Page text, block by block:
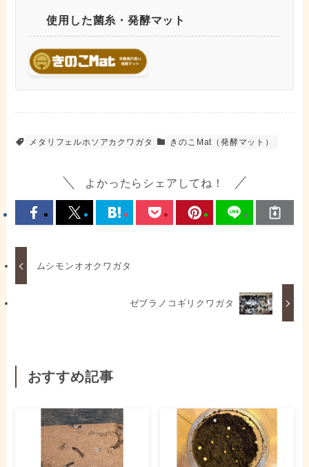
使用した菌糸・発酵マット
メタリフェルホソアカクワガタ きのこMat（発酵マット）
よかったらシェアしてね！
ムシモンオオクワガタ
ゼブラノコギリクワガタ
おすすめ記事